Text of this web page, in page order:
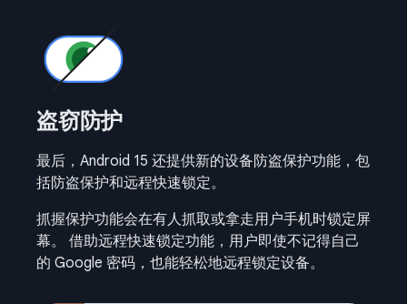
盗窃防护
最后，Android 15 还提供新的设备防盗保护功能，包
括防盗保护和远程快速锁定。
抓握保护功能会在有人抓取或拿走用户手机时锁定屏
幕。 借助远程快速锁定功能，用户即使不记得自己
的 Google 密码，也能轻松地远程锁定设备。